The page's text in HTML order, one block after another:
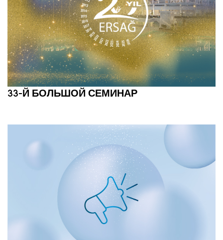
33-Й БОЛЬШОЙ СЕМИНАР